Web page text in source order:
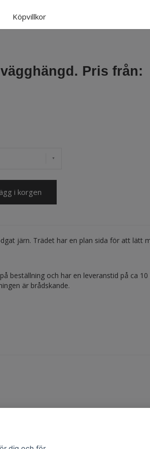
Pris från:
i korgen
järn. Trädet har en plan sida för att lätt
beställning och har en leveranstid på ca
är brådskande.
Köpvillkor